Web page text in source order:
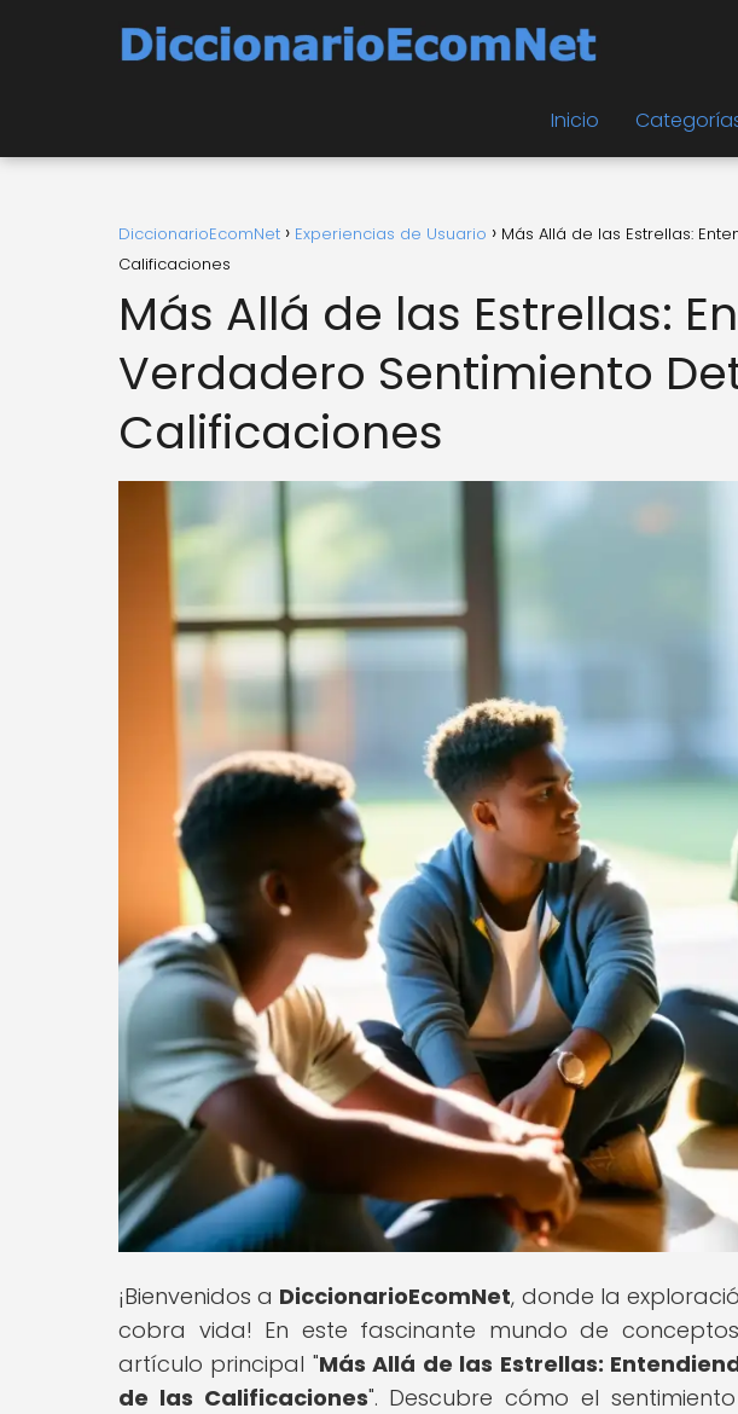
Inicio
DiccionarioEcomNet Experiencias de Usuario
Más Allá de las Estrellas:
Calificaciones
Más Allá de las Estrellas:
Verdadero Sentimiento
Calificaciones
¡Bienvenidos a DiccionarioEcomNet, donde la
cobra vida! En este fascinante mundo de
artículo principal "Más Allá de las Estrellas:
de las Calificaciones". Descubre cómo el